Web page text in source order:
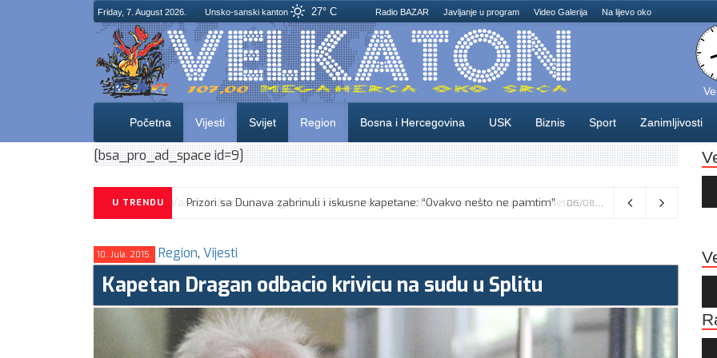
Friday, 7. August 2026. Unsko-sanski kanton 27° C Radio BAZAR Javljanje u program Video Galerija Na lijevo oko
Početna Vijesti Svijet Region Bosna i Hercegovina USK Biznis Sport Zanimljivosti
[bsa_pro_ad_space id=9]
U TRENDU Vance kaže da će pregovori s Iranom potrajati, odbacio navode o sukobu s Netanyahuom 06/08/2026
10. Jula. 2015. Region, Vijesti
Kapetan Dragan odbacio krivicu na sudu u Splitu